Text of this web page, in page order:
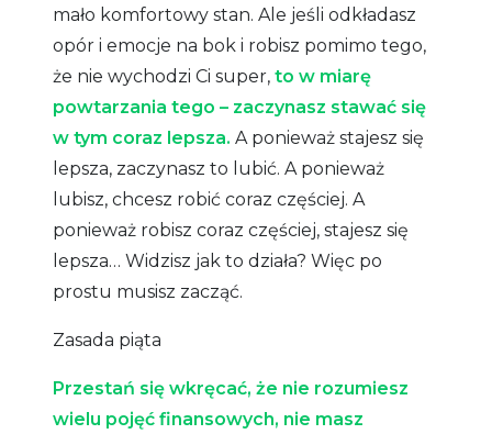
mało komfortowy stan. Ale jeśli odkładasz
opór i emocje na bok i robisz pomimo tego,
że nie wychodzi Ci super, to w miarę
powtarzania tego – zaczynasz stawać się
w tym coraz lepsza. A ponieważ stajesz się
lepsza, zaczynasz to lubić. A ponieważ
lubisz, chcesz robić coraz częściej. A
ponieważ robisz coraz częściej, stajesz się
lepsza… Widzisz jak to działa? Więc po
prostu musisz zacząć.
Zasada piąta
Przestań się wkręcać, że nie rozumiesz
wielu pojęć finansowych, nie masz